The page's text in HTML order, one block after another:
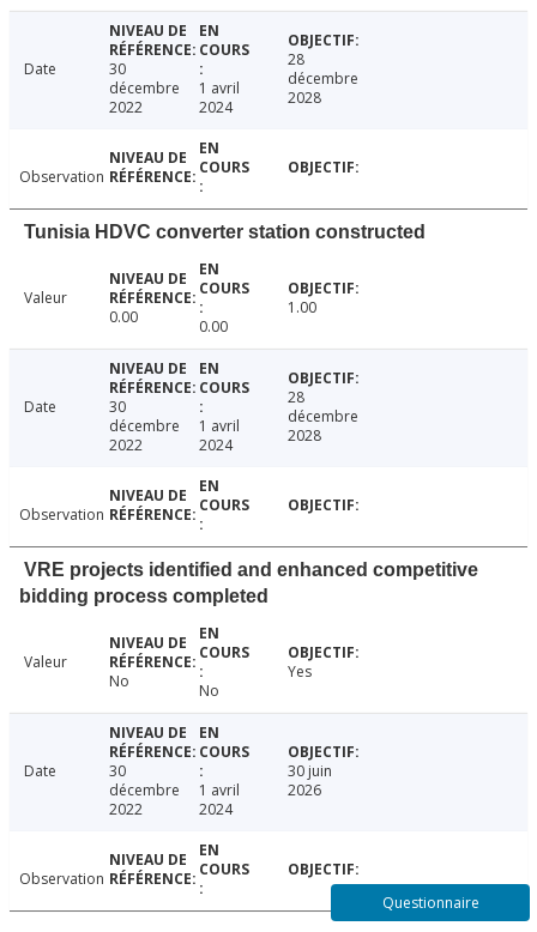
Date
30
décembre
2022
1 avril
2024
28
décembre
2028
Observation
Tunisia HDVC converter station constructed
Valeur
0.00
0.00
1.00
Date
30
décembre
2022
1 avril
2024
28
décembre
2028
Observation
VRE projects identified and enhanced competitive
bidding process completed
Valeur
No
No
Yes
Date
30
décembre
2022
1 avril
2024
30 juin
2026
Observation
Questionnaire